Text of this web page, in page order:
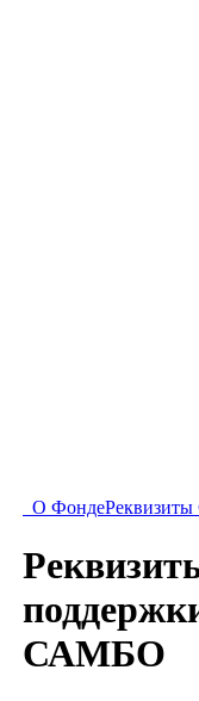
О Фонде
САМБО